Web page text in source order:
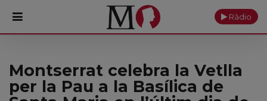
PORTADA
Monestir
Ràdio
Montserrat celebra la Vetlla
per la Pau a la Basílica de